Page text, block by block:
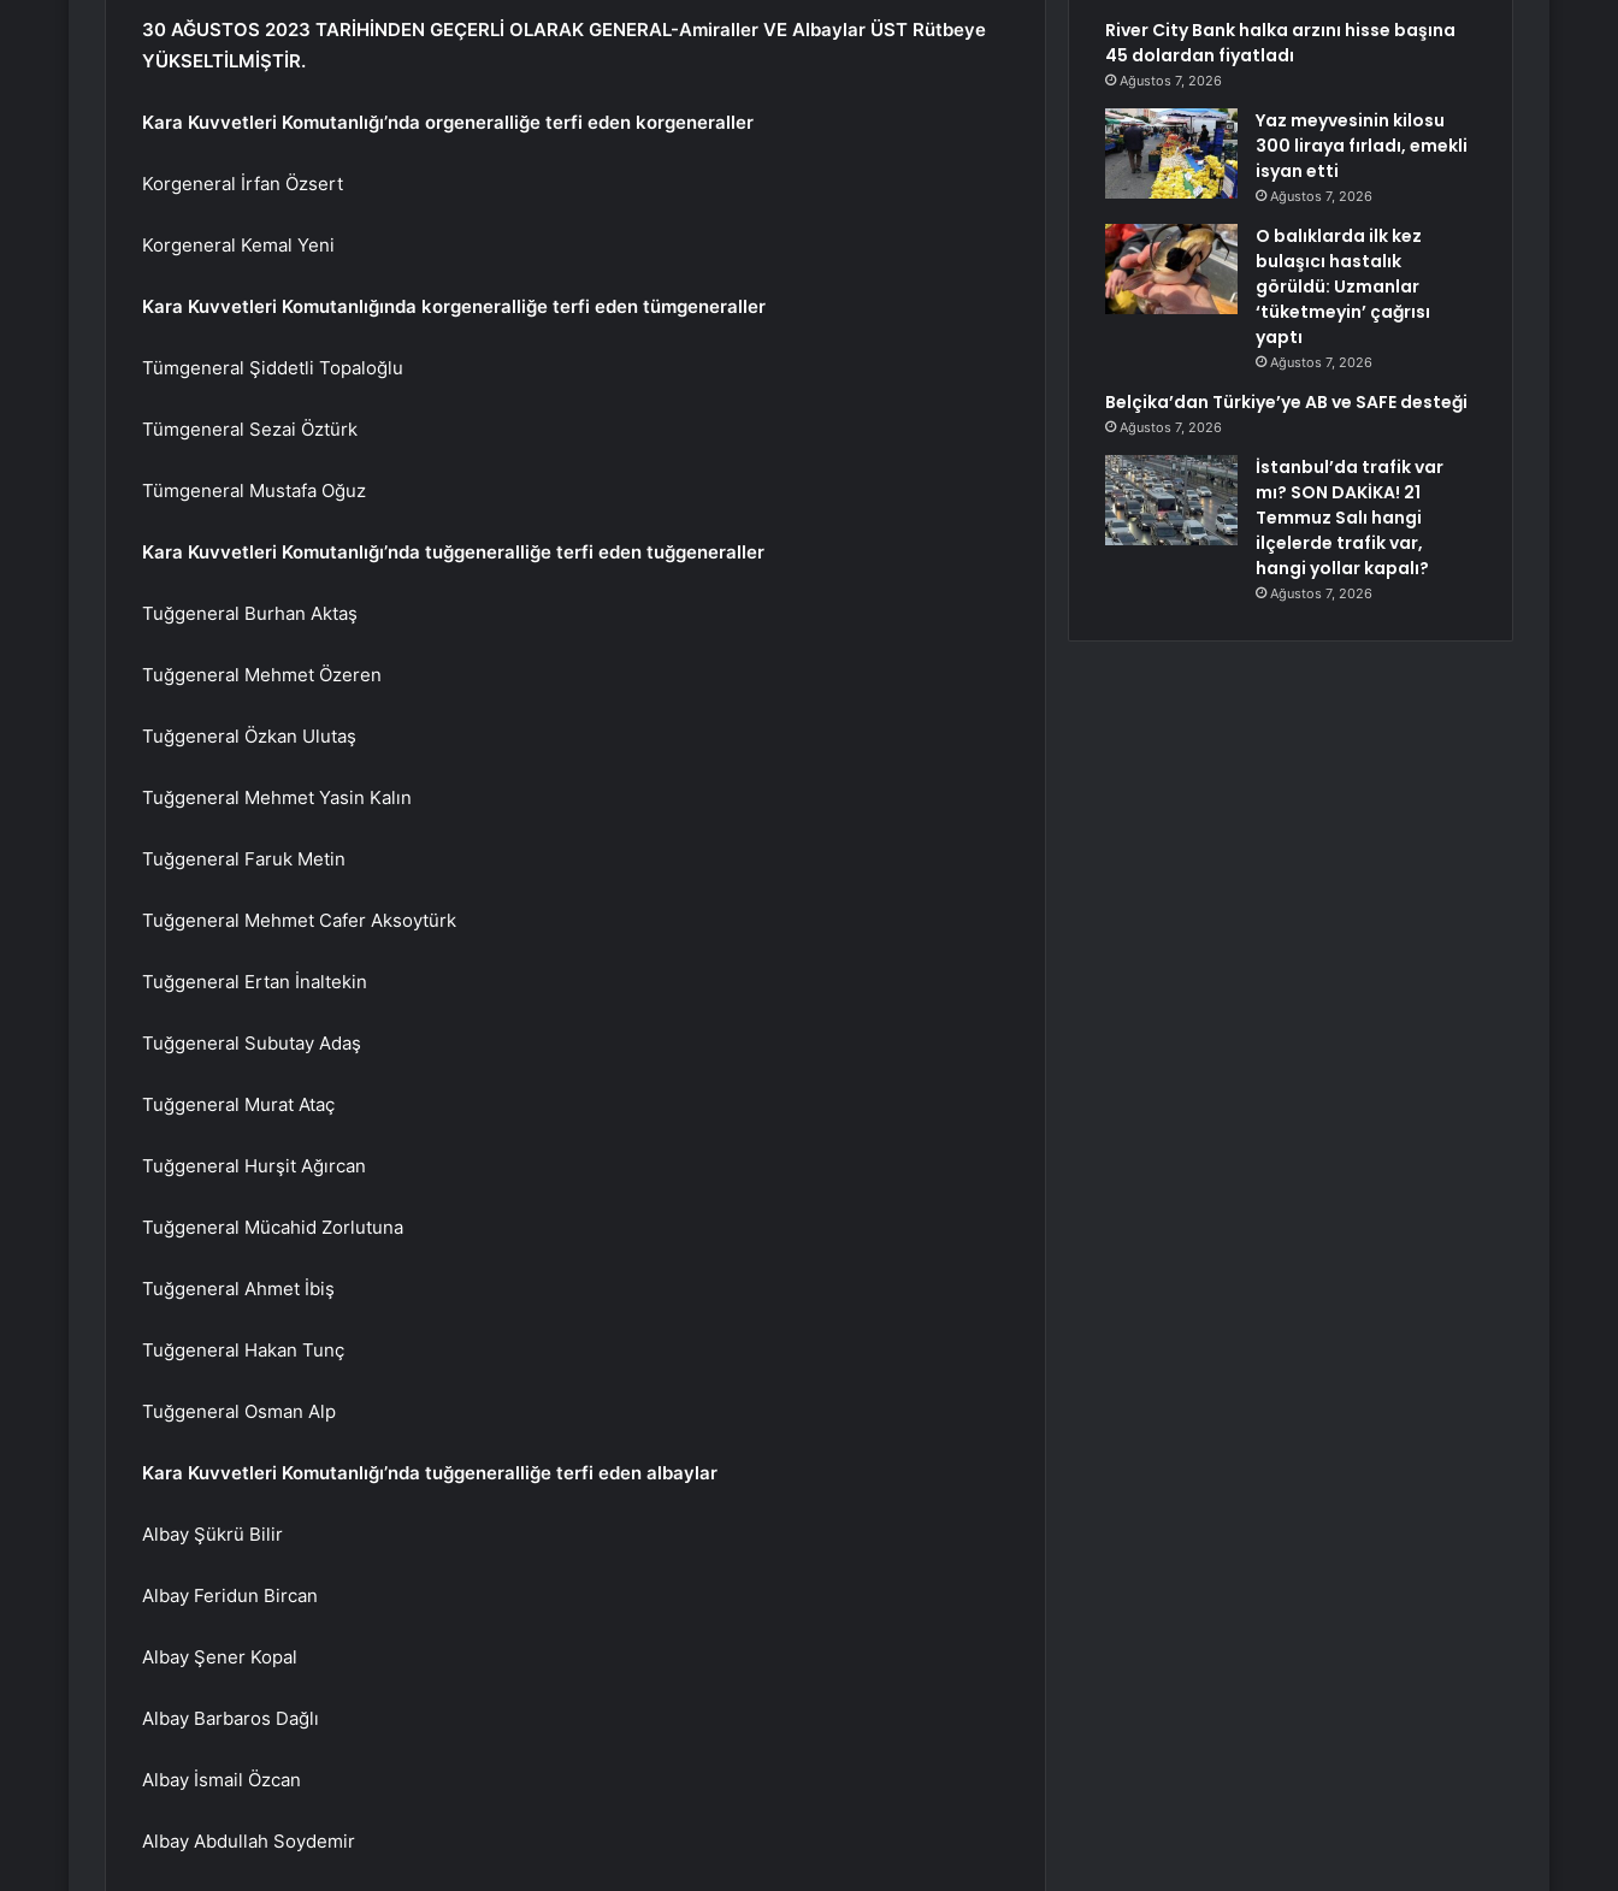
30 AĞUSTOS 2023 TARİHİNDEN GEÇERLİ OLARAK GENERAL-Amiraller VE Albaylar ÜST Rütbeye
YÜKSELTİLMİŞTİR.
Kara Kuvvetleri Komutanlığı’nda orgeneralliğe terfi eden korgeneraller
Korgeneral İrfan Özsert
Korgeneral Kemal Yeni
Kara Kuvvetleri Komutanlığında korgeneralliğe terfi eden tümgeneraller
Tümgeneral Şiddetli Topaloğlu
Tümgeneral Sezai Öztürk
Tümgeneral Mustafa Oğuz
Kara Kuvvetleri Komutanlığı’nda tuğgeneralliğe terfi eden tuğgeneraller
Tuğgeneral Burhan Aktaş
Tuğgeneral Mehmet Özeren
Tuğgeneral Özkan Ulutaş
Tuğgeneral Mehmet Yasin Kalın
Tuğgeneral Faruk Metin
Tuğgeneral Mehmet Cafer Aksoytürk
Tuğgeneral Ertan İnaltekin
Tuğgeneral Subutay Adaş
Tuğgeneral Murat Ataç
Tuğgeneral Hurşit Ağırcan
Tuğgeneral Mücahid Zorlutuna
Tuğgeneral Ahmet İbiş
Tuğgeneral Hakan Tunç
Tuğgeneral Osman Alp
Kara Kuvvetleri Komutanlığı’nda tuğgeneralliğe terfi eden albaylar
Albay Şükrü Bilir
Albay Feridun Bircan
Albay Şener Kopal
Albay Barbaros Dağlı
Albay İsmail Özcan
Albay Abdullah Soydemir
River City Bank halka arzını hisse başına
45 dolardan fiyatladı
Ağustos 7, 2026
Yaz meyvesinin kilosu
300 liraya fırladı, emekli
isyan etti
Ağustos 7, 2026
O balıklarda ilk kez
bulaşıcı hastalık
görüldü: Uzmanlar
‘tüketmeyin’ çağrısı
yaptı
Ağustos 7, 2026
Belçika’dan Türkiye’ye AB ve SAFE desteği
Ağustos 7, 2026
İstanbul’da trafik var
mı? SON DAKİKA! 21
Temmuz Salı hangi
ilçelerde trafik var,
hangi yollar kapalı?
Ağustos 7, 2026